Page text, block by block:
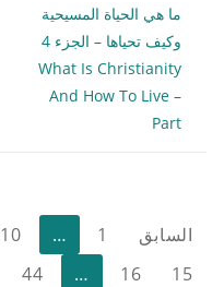
ما هي الحياة المسيحية
وكيف تحياها – الجزء 4
What Is Christianity
And How To Live –
Part
تعدد
صفحات
السابق 1
…
10
15
16
…
44